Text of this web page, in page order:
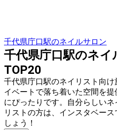
千代県庁口駅のネイルサロン
千代県庁口駅のネ
TOP20
千代県庁口駅のネイリスト向
イベートで落ち着いた空間を
にぴったりです。自分らしい
リストの方は、インスタベー
しょう！